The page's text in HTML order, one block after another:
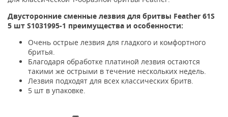
Двусторонние сменные лезвия для бритвы Feather 61S
5 шт S1031995-1 преимущества и особенности:
Очень острые лезвия для гладкого и комфортного
бритья.
Благодаря обработке платиной лезвия остаются
такими же острыми в течение нескольких недель.
Лезвия подходят для всех классических бритв.
5 шт в упаковке.